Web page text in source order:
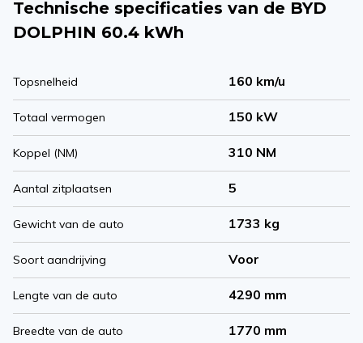
Technische specificaties van de BYD
DOLPHIN 60.4 kWh
Topsnelheid 160 km/u
Totaal vermogen 150 kW
Koppel (NM) 310 NM
Aantal zitplaatsen 5
Gewicht van de auto 1733 kg
Soort aandrijving Voor
Lengte van de auto 4290 mm
Breedte van de auto 1770 mm